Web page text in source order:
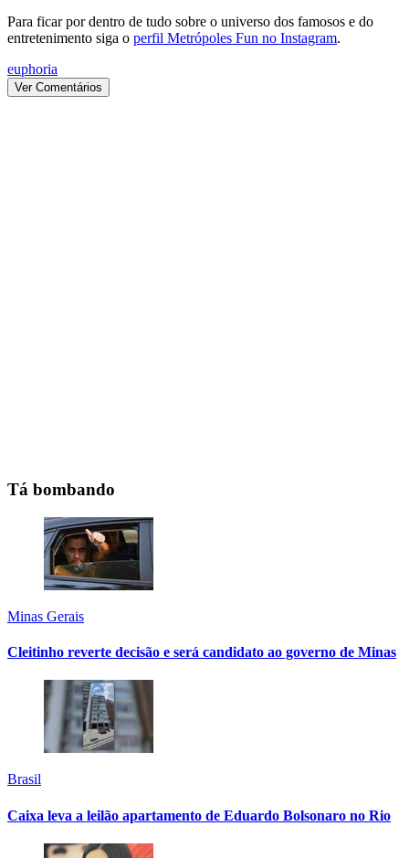
Para ficar por dentro de tudo sobre o universo dos famosos e do
entretenimento siga o perfil Metrópoles Fun no Instagram.
euphoria
Ver Comentários
Tá bombando
Minas Gerais
Cleitinho reverte decisão e será candidato ao governo de Minas
Brasil
Caixa leva a leilão apartamento de Eduardo Bolsonaro no Rio